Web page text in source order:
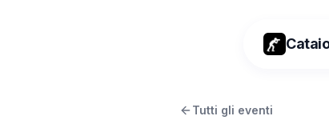
Tutti gli eventi